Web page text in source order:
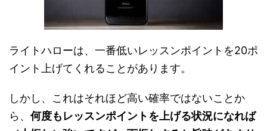
ライトハローは、一番低いレッスンポイントを20ポ
イント上げてくれることがあります。
しかし、これはそれほど高い確率ではないことか
ら、 何度もレッスンポイントを上げる状況になれば